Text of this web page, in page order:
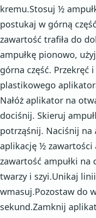
kremu.Stosuj ½
postukaj w górną
zawartość trafiła do
ampułkę pionowo,
górna część. Przekręć
plastikowego
Nałóż aplikator na
dociśnij. Skieruj
potrząśnij. Naciśnij
aplikację ½ zawartości
zawartość ampułki na
twarzy i szyi.Unikaj
wmasuj.Pozostaw do
sekund.Zamknij